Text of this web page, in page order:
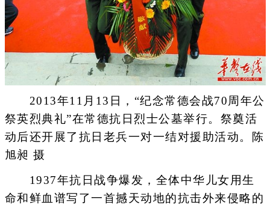
2013年11月13日，“纪念常德会战70周年公
祭英烈典礼”在常德抗日烈士公墓举行。祭奠活
动后还开展了抗日老兵一对一结对援助活动。陈
旭昶 摄
1937年抗日战争爆发，全体中华儿女用生
命和鲜血谱写了一首撼天动地的抗击外来侵略的